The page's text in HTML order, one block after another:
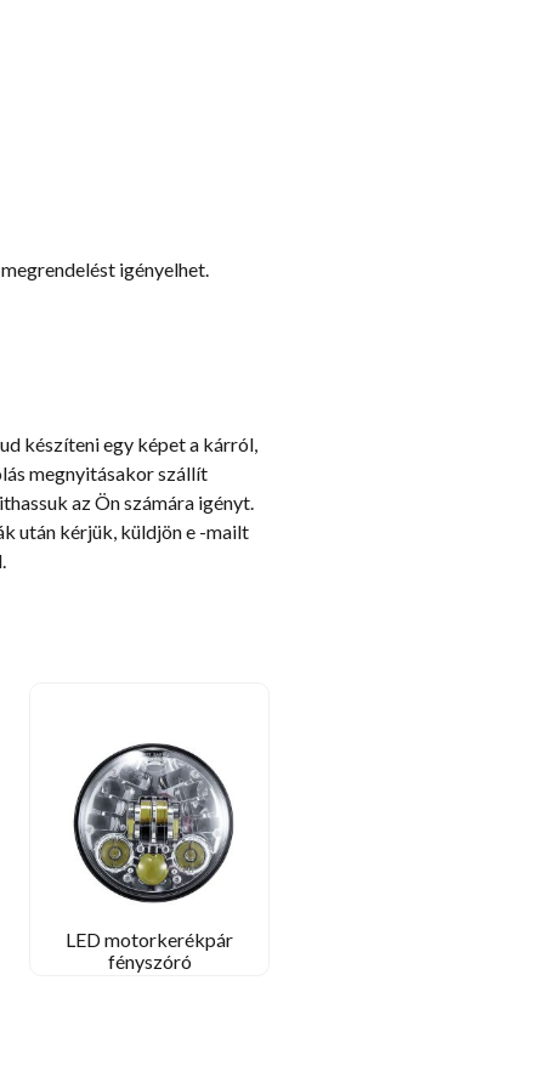
igényelhet.
készíteni egy képet a kárról,
megnyitásakor szállít
az Ön számára igényt.
után kérjük, küldjön e -mailt
LED motorkerékpár
fényszóró